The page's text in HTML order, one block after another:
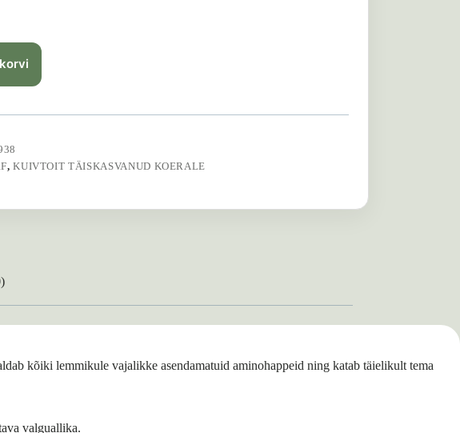
,KUIVTOIT TÄISKASVANUD KOERALE
kõiki lemmikule vajalikke asendamatuid aminohappeid ning katab täielikult tema
valguallika.